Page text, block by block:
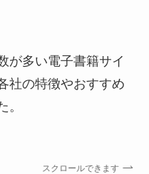
が多い電子書籍サイ
社の特徴やおすすめ
。
スクロールできます